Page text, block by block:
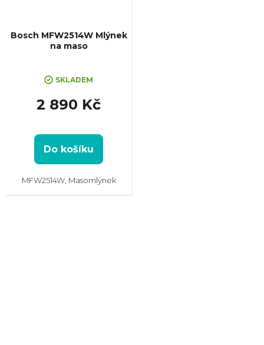
Bosch MFW2514W Mlýnek
na maso
SKLADEM
2 890 Kč
Do košíku
MFW2514W, Masomlýnek